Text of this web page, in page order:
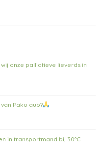
onze palliatieve lieverds in
Pako aub?
in transportmand bij 30°C